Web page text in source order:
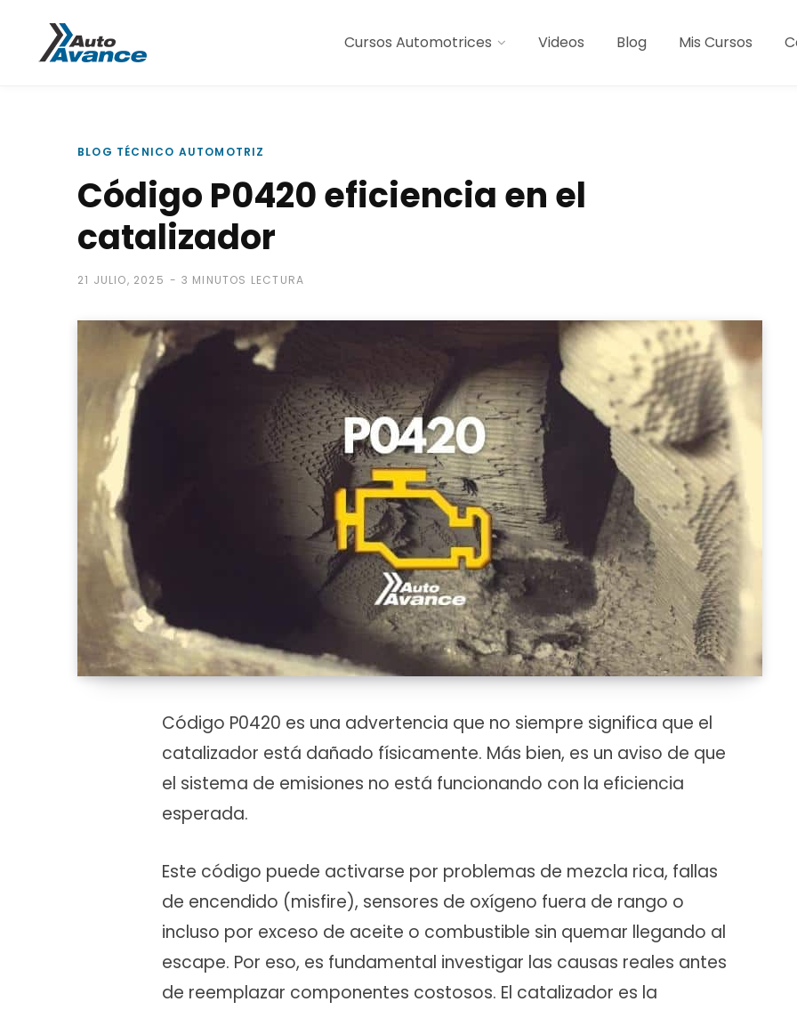
Cursos Automotrices Videos Blog Mis Cursos
BLOG TÉCNICO AUTOMOTRIZ
Código P0420 eficiencia en el
catalizador
21 JULIO, 2025 3 MINUTOS LECTURA
Código P0420 es una advertencia que no siempre significa que el
catalizador está dañado físicamente. Más bien, es un aviso de que
el sistema de emisiones no está funcionando con la eficiencia
esperada.
Este código puede activarse por problemas de mezcla rica, fallas
de encendido (misfire), sensores de oxígeno fuera de rango o
incluso por exceso de aceite o combustible sin quemar llegando al
escape. Por eso, es fundamental investigar las causas reales antes
de reemplazar componentes costosos. El catalizador es la